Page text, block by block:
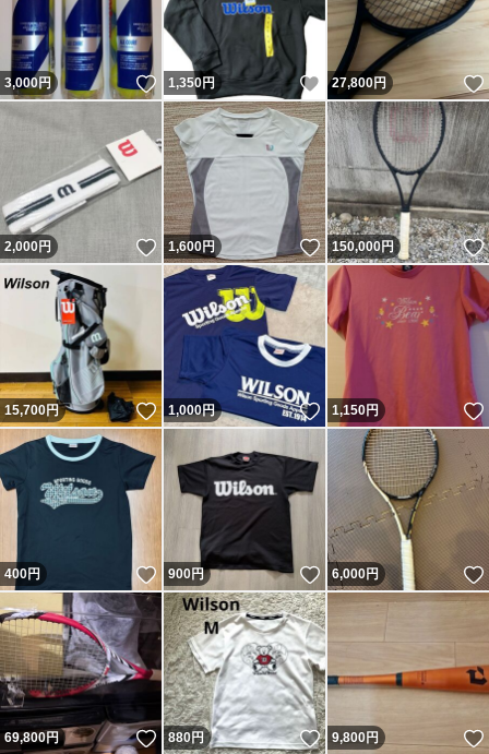
3,000円 いいね！
1,350円 いいね！
27,800円
2,000円 いいね！
1,600円 いいね！
150,000円
15,700円 いいね！
1,000円 いいね！
1,150円
400円 いいね！
900円 いいね！
6,000円
69,800円 いいね！
880円 いいね！
9,800円